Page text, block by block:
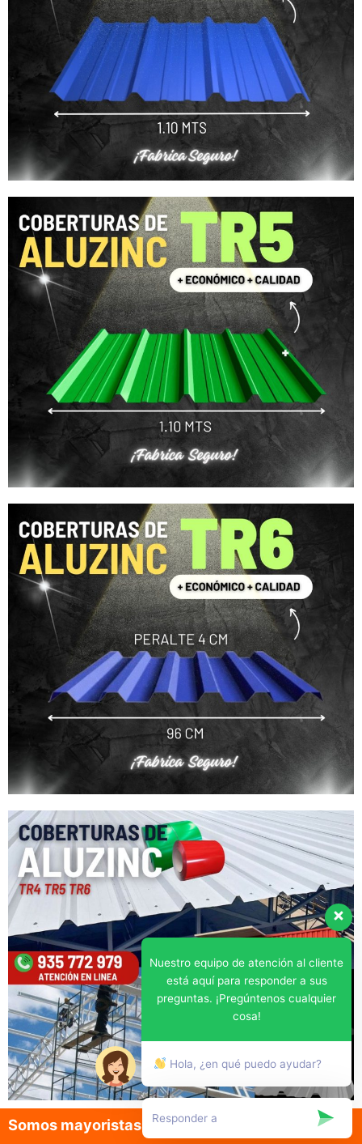
Somos mayoristas en la venta de aluzinc
Nuestro equipo de atención al cliente
está aquí para responder a sus
preguntas. ¡Pregúntenos cualquier
cosa!
Hola, ¿en qué puedo ayudar?